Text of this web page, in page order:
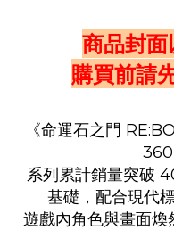
商品封
購買前請
《命運石之門
360
系列累計銷量突破
基礎，配合現代
遊戲內角色與畫面